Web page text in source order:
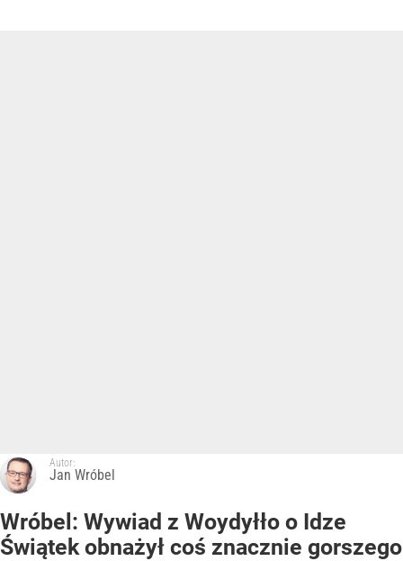
Autor:
Jan Wróbel
Wróbel: Wywiad z Woydyłło o Idze
Świątek obnażył coś znacznie gorszego